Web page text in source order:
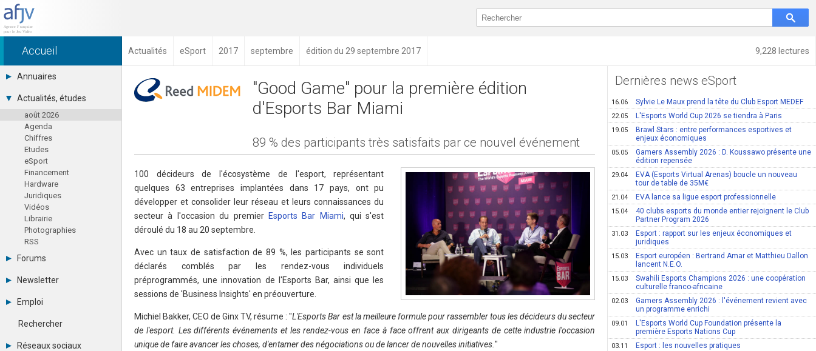
9,228 lectures
Accueil Actualités eSport 2017 septembre édition du 29 septembre 2017
Annuaires
Toutes les sociétés (691)
Studios (418)
Editeurs (49)
Distributeurs (16)
Hard. / Accessoires (10)
Middlewares (15)
Prestataires (99)
Assoc. / Syndicats (21)
Formations / Ecoles (46)
Presse spécialisée (17)
Actualités, études
août 2026
Agenda
Chiffres
Etudes
eSport
Financement
Hardware
Juridiques
Vidéos
Librairie
Photographies
RSS
Forums
Tous les forums
Se connecter
Messages privés
Contacter un modérateur
Newsletter
Archives
Abonnement
Emploi
Consulter les annonces
Observatoire de l'emploi
Rechercher
Réseaux sociaux
"Good Game" pour la première édition
d'Esports Bar Miami
89 % des participants très satisfaits par ce nouvel événement
100 décideurs de l'écosystème de l'esport, représentant
quelques 63 entreprises implantées dans 17 pays, ont pu
développer et consolider leur réseau et leurs connaissances du
secteur à l'occasion du premier Esports Bar Miami, qui s'est
déroulé du 18 au 20 septembre.
Avec un taux de satisfaction de 89 %, les participants se sont
déclarés comblés par les rendez-vous individuels
préprogrammés, une innovation de l'Esports Bar, ainsi que les
sessions de 'Business Insights' en préouverture.
Michiel Bakker, CEO de Ginx TV, résume : "L'Esports Bar est la meilleure formule pour rassembler tous les décideurs du secteur
de l'esport. Les différents événements et les rendez-vous en face à face offrent aux dirigeants de cette industrie l'occasion
unique de faire avancer les choses, d'entamer des négociations ou de lancer de nouvelles initiatives. "
Dernières news eSport
16.06 Sylvie Le Maux prend la tête du Club Esport MEDEF
22.05 L'Esports World Cup 2026 se tiendra à Paris
19.05
Brawl Stars : entre performances esportives et
enjeux économiques
05.05
Gamers Assembly 2026 : D. Koussawo présente une
édition repensée
29.04
EVA (Esports Virtual Arenas) boucle un nouveau
tour de table de 35M€
21.04 EVA lance sa ligue esport professionnelle
15.04
40 clubs esports du monde entier rejoignent le Club
Partner Program 2026
31.03
Esport : rapport sur les enjeux économiques et
juridiques
15.03
Esport européen : Bertrand Amar et Matthieu Dallon
lancent N.E.O.
15.03
Swahili Esports Champions 2026 : une coopération
culturelle franco-africaine
02.03
Gamers Assembly 2026 : l'événement revient avec
un programme enrichi
09.01
L'Esports World Cup Foundation présente la
première Esports Nations Cup
03.11 Esport : les nouvelles pratiques